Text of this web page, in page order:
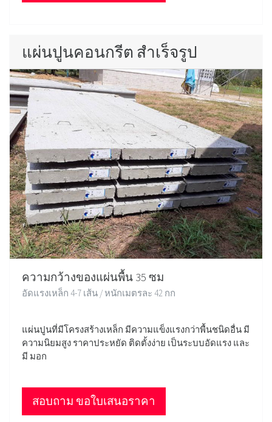
แผ่นปูนคอนกรีต สำเร็จรูป
ความกว้างของแผ่นพื้น 35 ซม
อัดแรงเหล็ก 4-7 เส้น / หนักเมตรละ 42 กก
แผ่นปูนที่มีโครงสร้างเหล็ก มีความแข็งแรงกว่าพื้นชนิดอื่น มี
ความนิยมสูง ราคาประหยัด ติดตั้งง่าย เป็นระบบอัดแรง และ
มี มอก
สอบถาม ขอใบเสนอราคา